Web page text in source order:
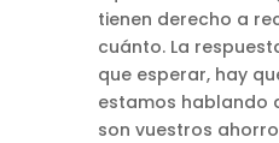
tienen derecho a
cuánto. La
que esperar, hay
estamos hablando
son vuestros